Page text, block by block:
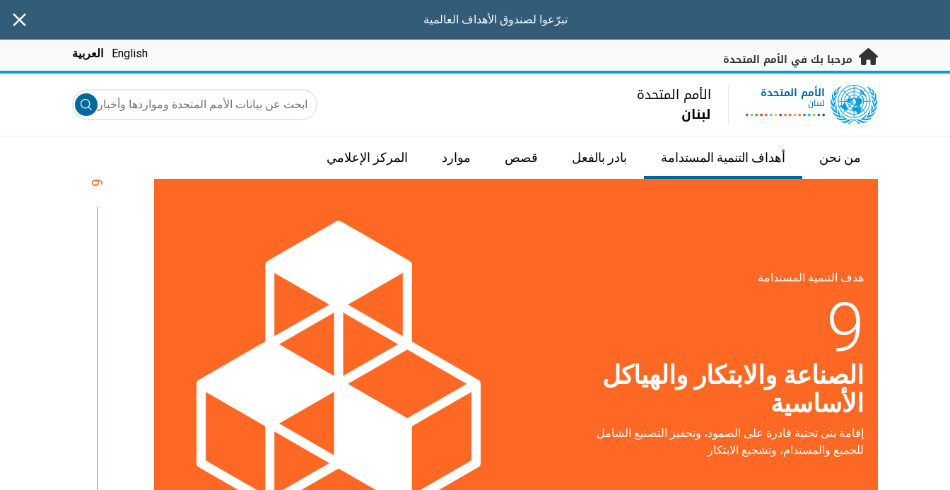
تبرّعوا لصندوق الأهداف العالمية
مرحبا بك في الأمم المتحدة English العربية
UN Logo الأمم المتحدة
لبنان
الأمم المتحدة
لبنان
ابحث عن بيانات الأمم المتحدة ومواردها وأخبارها والمزيد...
Submit search
من نحن أهداف التنمية المستدامة بادر بالفعل قصص موارد المركز الإعلامي
هدف التنمية المستدامة
9
الصناعة والابتكار والهياكل
الأساسية
إقامة بنى تحتية قادرة على الصمود، وتحفيز التصنيع الشامل
للجميع والمستدام، وتشجيع الابتكار
9